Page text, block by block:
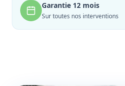
Garantie 12 mois
Sur toutes nos interventions